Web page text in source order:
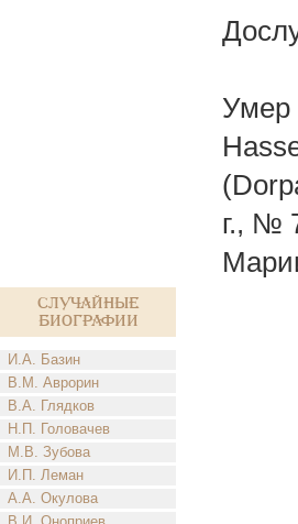
Случайные
биографии
И.А. Базин
В.М. Аврорин
В.А. Глядков
Н.П. Головачев
М.В. Зубова
И.П. Леман
А.А. Окулова
Умер
г., №